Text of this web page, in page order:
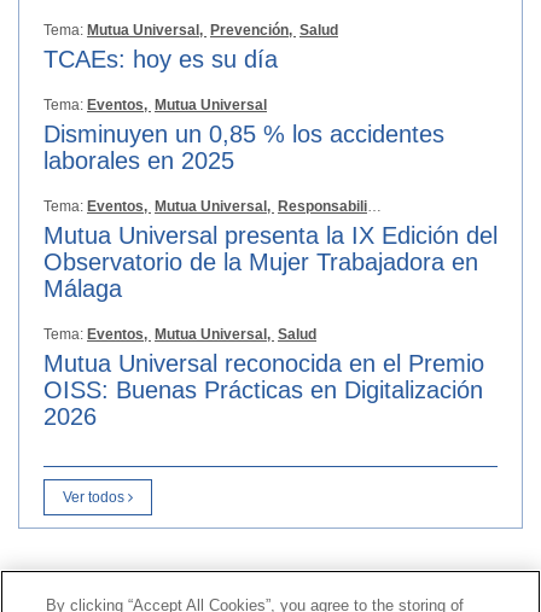
Tema: Mutua Universal, Prevención, Salud
TCAEs: hoy es su día
Tema: Eventos, Mutua Universal
Disminuyen un 0,85 % los accidentes
laborales en 2025
Tema: Eventos, Mutua Universal, Responsabilidad Social
Mutua Universal presenta la IX Edición del
Observatorio de la Mujer Trabajadora en
Málaga
Tema: Eventos, Mutua Universal, Salud
Mutua Universal reconocida en el Premio
OISS: Buenas Prácticas en Digitalización
2026
Ver todos
By clicking “Accept All Cookies”, you agree to the storing of